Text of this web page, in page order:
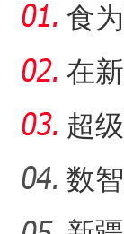
食
疆
在
扬？
超
数